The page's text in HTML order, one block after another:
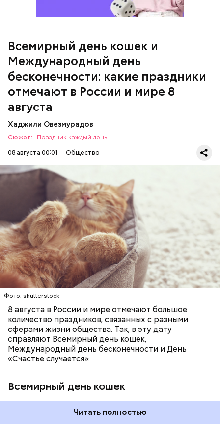
Всемирный день кошек и
Международный день
бесконечности: какие праздники
отмечают в России и мире 8
августа
Хаджили Овезмурадов
Сюжет:
Праздник каждый день
08 августа 00:01
Общество
Фото: shutterstock
8 августа в России и мире отмечают большое
количество праздников, связанных с разными
сферами жизни общества. Так, в эту дату
справляют Всемирный день кошек,
Международный день бесконечности и День
«Счастье случается».
Всемирный день кошек
Инициатором Всемирного дня кошек в 2002 году
стал международный фонд Animal Welfare. В этот
праздник котам демонстрируют свою любовь и
почитание. Можно купить своему питомцу его
любимое лакомство или новую игрушку. В
некоторых странах в эту дату открываются
специальные парки для выгуливания котов,
кошачьи магазины и другие заведения.
Международный день бесконечности
Читать полностью
ПРАЗДНИКИ ЖИВОТНЫЕ
МАТЕМАТИКА
КОШКИ
ПСИХОЛОГИЯ
В Международный день холостяка все мужчины
без пары видятся со своими друзьями, устраивают
вечеринки, играют в видеоигры и проводят время,
наслаждаясь свободой и независимостью, пока
это возможно, ведь может быть и так, что через год
они уже не будут холостяками.
День малины со сливками
Спагетти из кабачков
Ингредиенты:
растительное масло;
помидоры черри либо грунтовые.